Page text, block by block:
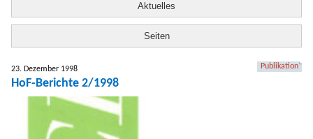
Aktuelles
Seiten
23. Dezember 1998 Publikation
HoF-Berichte 2/1998